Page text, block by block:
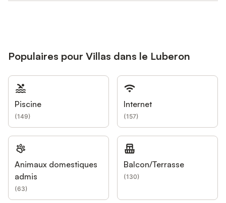
Populaires pour Villas dans le Luberon
Piscine
(149)
Internet
(157)
Animaux domestiques
admis
(63)
Balcon/Terrasse
(130)